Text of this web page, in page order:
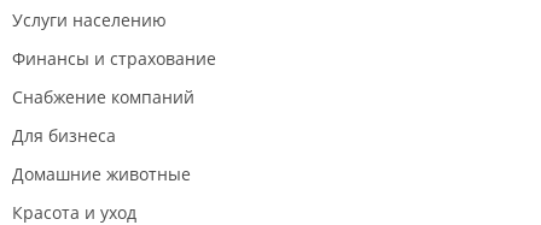
Услуги населению
Финансы и страхование
Снабжение компаний
Для бизнеса
Домашние животные
Красота и уход